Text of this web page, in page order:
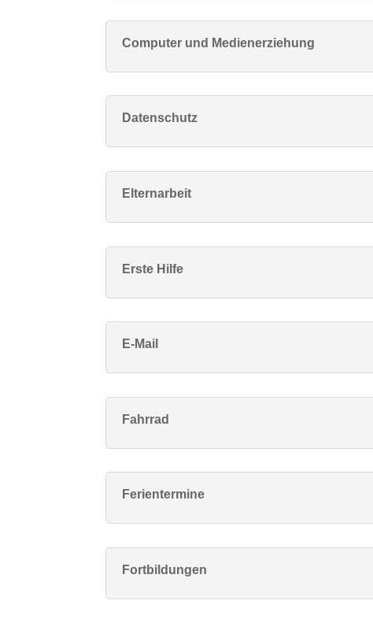
Computer und Medienerziehung
Datenschutz
Elternarbeit
Erste Hilfe
E-Mail
Fahrrad
Ferientermine
Fortbildungen